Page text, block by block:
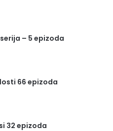
– 5 epizoda
66 epizoda
32 epizoda